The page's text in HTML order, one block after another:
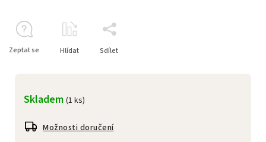
Skladem (1 ks)
Možnosti doručení
Zeptat se Hlídat Sdílet